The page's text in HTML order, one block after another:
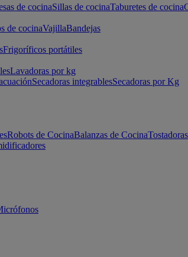
de cocinaSillas de cocinaTaburetes de cocina
de cocinaVajillaBandejas
Frigoríficos portátiles
Lavadoras por kg
Secadoras integrablesSecadoras por Kg
Robots de CocinaBalanzas de CocinaTostadoras